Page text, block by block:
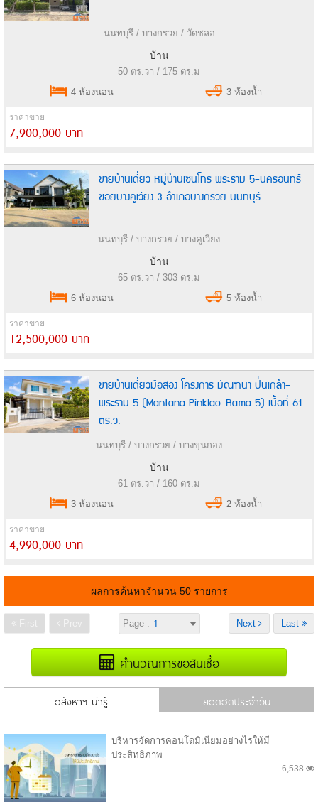
นนทบุรี / บางกรวย / วัดชลอ
บ้าน
50 ตร.วา / 175 ตร.ม
4 ห้องนอน
3 ห้องน้ำ
ราคาขาย
7,900,000 บาท
ขายบ้านเดี่ยว หมู่บ้านเซนโทร พระราม 5-นครอินทร์
ซอยบางคูเวียง 3 อำเภอบางกรวย นนทบุรี
นนทบุรี / บางกรวย / บางคูเวียง
บ้าน
65 ตร.วา / 303 ตร.ม
6 ห้องนอน
5 ห้องน้ำ
ราคาขาย
12,500,000 บาท
ขายบ้านเดี่ยวมือสอง โครงการ มัณฑนา ปิ่นเกล้า-
พระราม 5 (Mantana Pinklao-Rama 5) เนื้อที่ 61
ตร.ว.
นนทบุรี / บางกรวย / บางขุนกอง
บ้าน
61 ตร.วา / 160 ตร.ม
3 ห้องนอน
2 ห้องน้ำ
ราคาขาย
4,990,000 บาท
ผลการค้นหาจำนวน 50 รายการ
First Prev Page : Last
Next
คำนวณการขอสินเชื่อ
อสังหาฯ น่ารู้ ยอดฮิตประจำวัน
บริหารจัดการคอนโดมิเนียมอย่างไรให้มี
ประสิทธิภาพ
6,538